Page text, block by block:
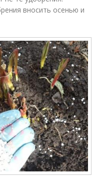
вносить осенью и